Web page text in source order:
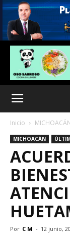
Inicio
MICHOACÁN
Por C M - 12 junio,